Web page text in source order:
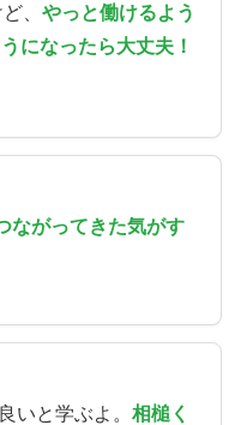
、 やっと働けるよう
になったら大丈夫！
ながってきた気がす
いと学ぶよ。 相槌く